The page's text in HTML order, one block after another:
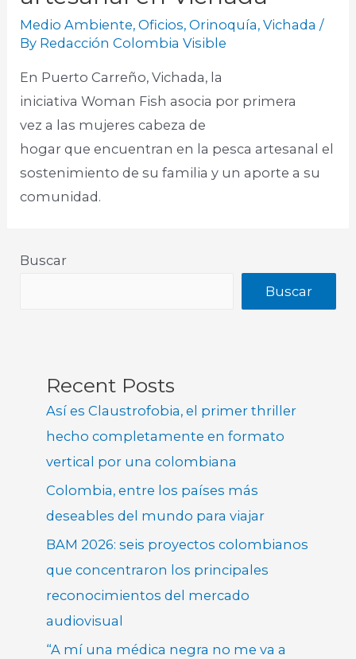
Medio Ambiente,Oficios,Orinoquía,Vichada /
By Redacción Colombia Visible
En Puerto Carreño, Vichada, la
iniciativa Woman Fish asocia por primera
vez a las mujeres cabeza de
hogar que encuentran en la pesca artesanal el
sostenimiento de su familia y un aporte a su
comunidad.
Buscar
Buscar
Recent Posts
Así es Claustrofobia, el primer thriller
hecho completamente en formato
vertical por una colombiana
Colombia, entre los países más
deseables del mundo para viajar
BAM 2026: seis proyectos colombianos
que concentraron los principales
reconocimientos del mercado
audiovisual
“A mí una médica negra no me va a